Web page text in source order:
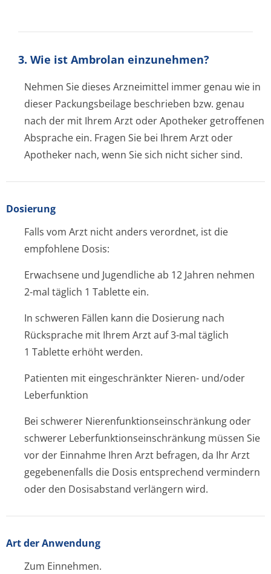
3. Wie ist Ambrolan einzunehmen?
Nehmen Sie dieses Arzneimittel immer genau wie in
dieser Packungsbeilage beschrieben bzw. genau
nach der mit Ihrem Arzt oder Apotheker getroffenen
Absprache ein. Fragen Sie bei Ihrem Arzt oder
Apotheker nach, wenn Sie sich nicht sicher sind.
Dosierung
Falls vom Arzt nicht anders verordnet, ist die
empfohlene Dosis:
Erwachsene und Jugendliche ab 12 Jahren nehmen
2-mal täglich 1 Tablette ein.
In schweren Fällen kann die Dosierung nach
Rücksprache mit Ihrem Arzt auf 3-mal täglich
1 Tablette erhöht werden.
Patienten mit eingeschränkter Nieren- und/oder
Leberfunktion
Bei schwerer Nierenfunktion­seinschränkung oder
schwerer Leberfunktion­seinschränkung müssen Sie
vor der Einnahme Ihren Arzt befragen, da Ihr Arzt
gegebenenfalls die Dosis entsprechend vermindern
oder den Dosisabstand verlängern wird.
Art der Anwendung
Zum Einnehmen.